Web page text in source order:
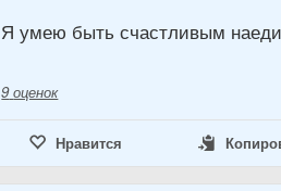
Я умею быть счастливым
9 оценок
Нравится